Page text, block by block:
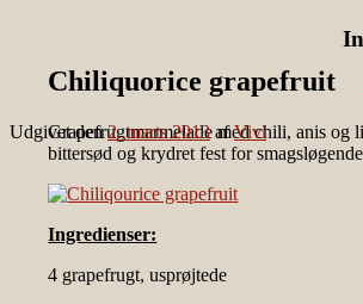
Chiliquorice grapefruit
Udgivet den2. marts 2013 afVivi
Grapefrugtmarmelade med chili, anis og
bittersød og krydret fest for
Ingredienser:
4 grapefrugt, usprøjtede